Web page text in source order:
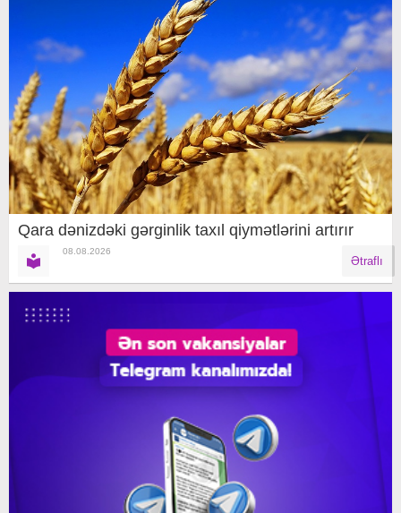
Qara dənizdəki gərginlik taxıl qiymətlərini artırır
08.08.2026
Ətraflı